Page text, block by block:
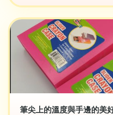
筆尖上的溫度與手邊的美